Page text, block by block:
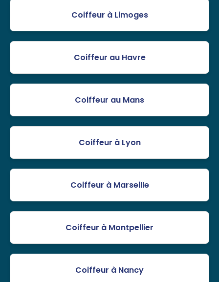
Coiffeur à Limoges
Coiffeur au Havre
Coiffeur au Mans
Coiffeur à Lyon
Coiffeur à Marseille
Coiffeur à Montpellier
Coiffeur à Nancy